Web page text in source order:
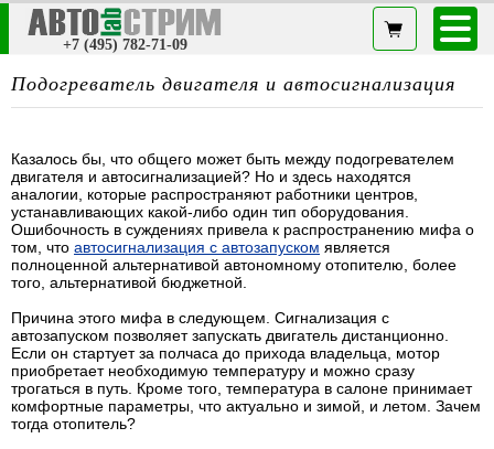
+7 (495) 782-71-09
Подогреватель двигателя и автосигнализация
Казалось бы, что общего может быть между подогревателем
двигателя и автосигнализацией? Но и здесь находятся
аналогии, которые распространяют работники центров,
устанавливающих какой-либо один тип оборудования.
Ошибочность в суждениях привела к распространению мифа о
том, что автосигнализация с автозапуском является
полноценной альтернативой автономному отопителю, более
того, альтернативой бюджетной.
Причина этого мифа в следующем. Сигнализация с
автозапуском позволяет запускать двигатель дистанционно.
Если он стартует за полчаса до прихода владельца, мотор
приобретает необходимую температуру и можно сразу
трогаться в путь. Кроме того, температура в салоне принимает
комфортные параметры, что актуально и зимой, и летом. Зачем
тогда отопитель?